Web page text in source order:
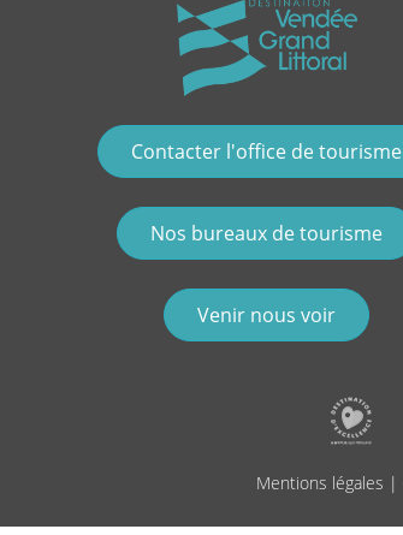
Contacter l'office de tourisme
Nos bureaux de tourisme
Venir nous voir
Mentions légales |